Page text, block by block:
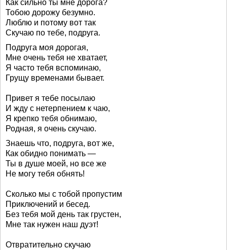
Как сильно ты мне дорога?
Тобою дорожу безумно.
Люблю и потому вот так
Скучаю по тебе, подруга.
Подруга моя дорогая,
Мне очень тебя не хватает,
Я часто тебя вспоминаю,
Грущу временами бывает.
Привет я тебе посылаю
И жду с нетерпением к чаю,
Я крепко тебя обнимаю,
Родная, я очень скучаю.
Знаешь что, подруга, вот же,
Как обидно понимать —
Ты в душе моей, но все же
Не могу тебя обнять!
Сколько мы с тобой пропустим
Приключений и бесед.
Без тебя мой день так грустен,
Мне так нужен наш дуэт!
Отвратительно скучаю